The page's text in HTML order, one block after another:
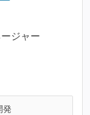
ジャー
発